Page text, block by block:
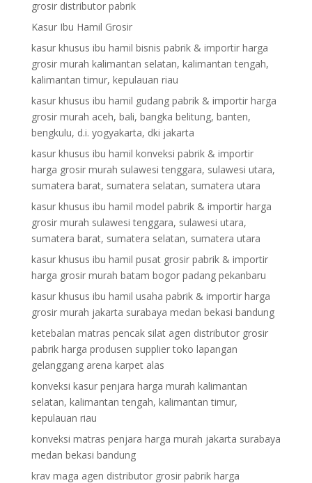
grosir distributor pabrik
Kasur Ibu Hamil Grosir
kasur khusus ibu hamil bisnis pabrik & importir harga
grosir murah kalimantan selatan, kalimantan tengah,
kalimantan timur, kepulauan riau
kasur khusus ibu hamil gudang pabrik & importir harga
grosir murah aceh, bali, bangka belitung, banten,
bengkulu, d.i. yogyakarta, dki jakarta
kasur khusus ibu hamil konveksi pabrik & importir
harga grosir murah sulawesi tenggara, sulawesi utara,
sumatera barat, sumatera selatan, sumatera utara
kasur khusus ibu hamil model pabrik & importir harga
grosir murah sulawesi tenggara, sulawesi utara,
sumatera barat, sumatera selatan, sumatera utara
kasur khusus ibu hamil pusat grosir pabrik & importir
harga grosir murah batam bogor padang pekanbaru
kasur khusus ibu hamil usaha pabrik & importir harga
grosir murah jakarta surabaya medan bekasi bandung
ketebalan matras pencak silat agen distributor grosir
pabrik harga produsen supplier toko lapangan
gelanggang arena karpet alas
konveksi kasur penjara harga murah kalimantan
selatan, kalimantan tengah, kalimantan timur,
kepulauan riau
konveksi matras penjara harga murah jakarta surabaya
medan bekasi bandung
krav maga agen distributor grosir pabrik harga